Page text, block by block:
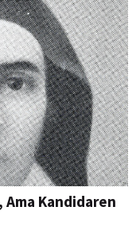
Kandidaren